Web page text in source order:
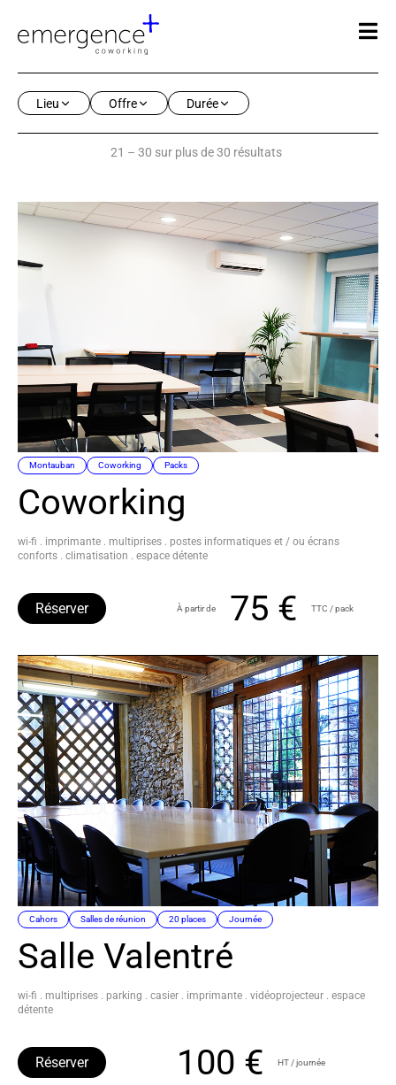
Lieu Offre Durée
21 – 30 sur plus de 30 résultats
Montauban Coworking Packs
Coworking
wi-fi . imprimante . multiprises . postes informatiques et / ou écrans
conforts . climatisation . espace détente
À partir de 75 € TTC / pack
Réserver
Cahors Salles de réunion 20 places Journée
Salle Valentré
wi-fi . multiprises . parking . casier . imprimante . vidéoprojecteur . espace
détente
100 € HT / journée
Réserver